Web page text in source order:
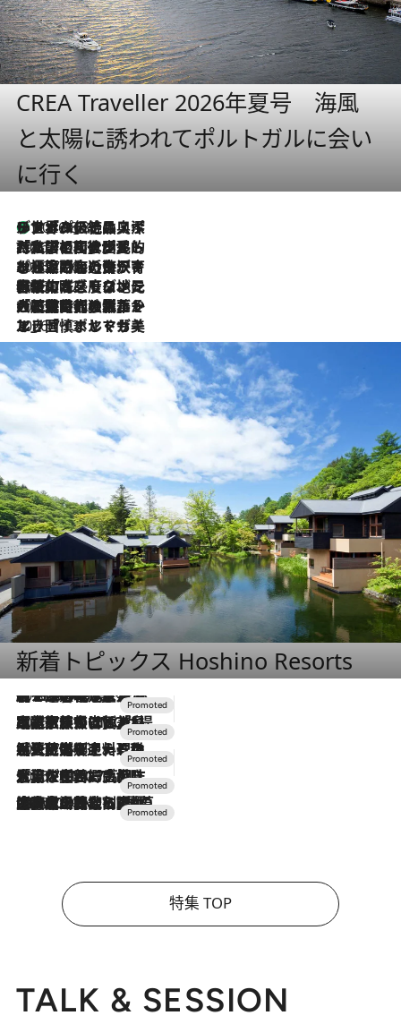
CREA Traveller 2026年夏号 海風
と太陽に誘われてポルトガルに会い
に行く
2026.8.8
リスボンの絶品スイーツ「パステル・デ・ナタ」とは？ポルトガル伝統の奥深い世界へ
2026.7.27
「私の祖国はポルトガル語です」国民的詩人フェルナンド・ペソアと、彼が愛した文学の街を歩く
2026.7.26
ポルトガル近海が育む極上の海の幸。キリリと冷えた白ワインと愉しむ、シーフード専門店の贅沢
2026.7.22
伝統の味をモダンに昇華。高感度な地元客が集う、リスボンの最旬ガストロノミー
2026.7.21
大航海時代の栄華から、震災、独裁、そして革命へ。ポルトガル・首都リスボンの石畳に刻まれた「歴史の光と影」
2026.7.13
エッセイ・ヤマザキマリ「慎ましくも美しき国 ポルトガル」
新着トピックス Hoshino Resorts
2026.8.7
【トンボの足水浴】ヒノキの香りに包まれて涼感マックス！約13℃の湧水かけ流しを避暑地「星野温泉 トンボの湯」で体験
2026.7.31
【ホテル帰省】という選択肢をOMOが提案。家族とほどよい距離を保つには「昼は実家、夜は気兼ねなくホテルで！」
2026.7.24
【夏限定ディナーコース】旬を迎える稚鮎や花ズッキーニなどをイタリア・トスカーナの郷土料理の手法で満喫！
2026.7.17
「土佐和ハーブかき氷」がOMO7高知に登場！生姜、山椒、大葉など目にも舌にも涼を呼ぶ郷土の味
2026.7.10
NEW OPEN！【界 草津】名湯の地に誕生。趣の異なる2種の温泉と上州ならではの会席・蕎麦割烹など美食を味わう究極の癒やし旅
特集 TOP
TALK & SESSION